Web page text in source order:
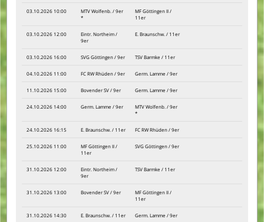
03.10.2026 10:00
MTV Wolfenb. / 9er
*
MF Göttingen II /
11er
03.10.2026 12:00
Eintr. Northeim /
9er
E. Braunschw. / 11er
03.10.2026 16:00 SVG Göttingen / 9er TSV Barmke / 11er
04.10.2026 11:00 FC RW Rhüden / 9er Germ. Lamme / 9er
11.10.2026 15:00 Bovender SV / 9er Germ. Lamme / 9er
24.10.2026 14:00 Germ. Lamme / 9er
MTV Wolfenb. / 9er
*
24.10.2026 16:15 E. Braunschw. / 11er FC RW Rhüden / 9er
25.10.2026 11:00
MF Göttingen II /
11er
SVG Göttingen / 9er
31.10.2026 12:00
Eintr. Northeim /
9er
TSV Barmke / 11er
31.10.2026 13:00 Bovender SV / 9er
MF Göttingen II /
11er
31.10.2026 14:30 E. Braunschw. / 11er Germ. Lamme / 9er